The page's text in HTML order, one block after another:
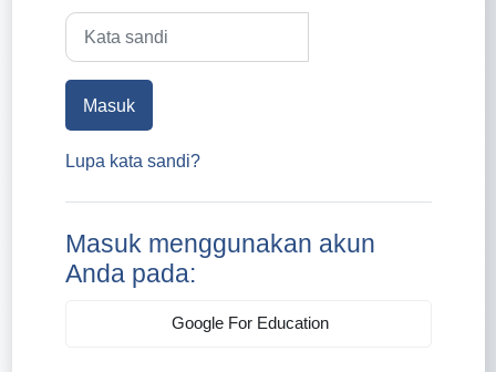
Kata sandi
Masuk
Lupa kata sandi?
Masuk menggunakan akun
Anda pada:
Google For Education